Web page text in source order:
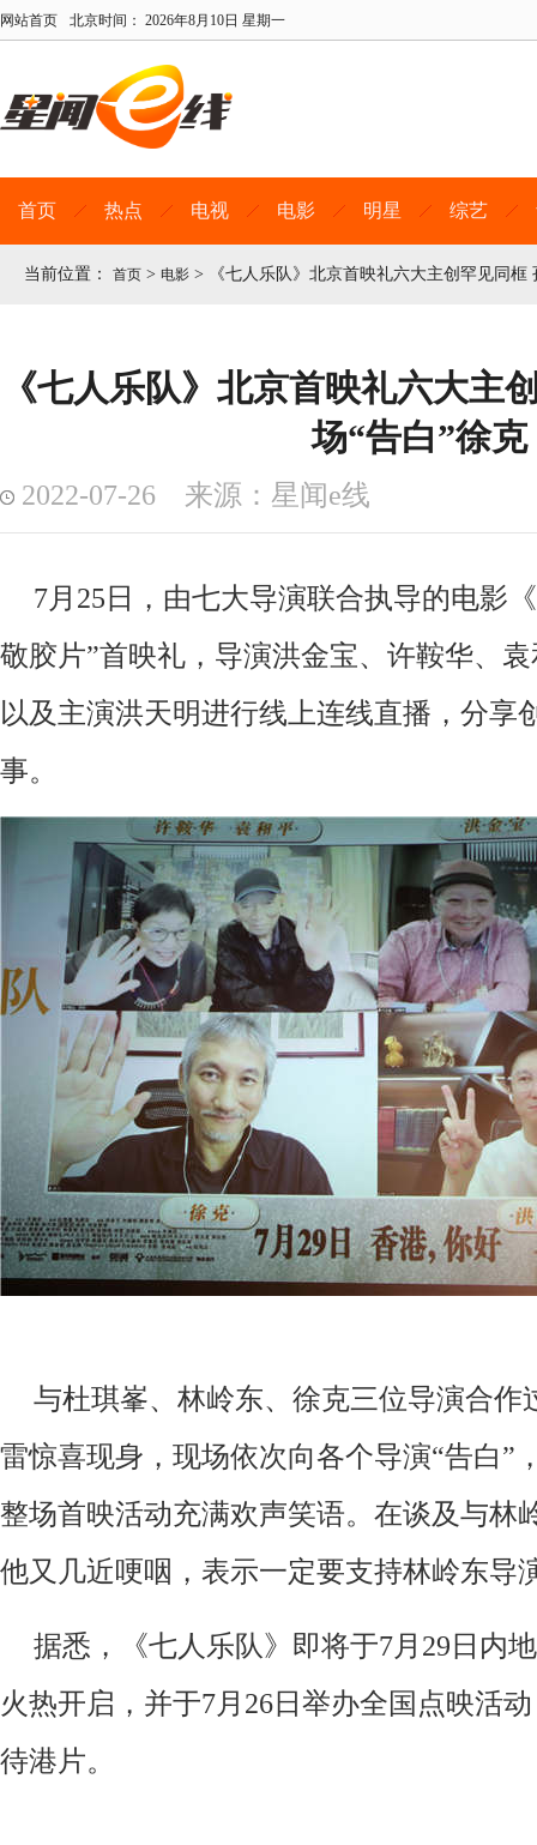
网站首页 北京时间： 2026年8月10日 星期一
首页 热点 电视 电影 明星 综艺
当前位置： 首页 > 电影 > 《七人乐队》北京首映礼六大主创罕见同框
《七人乐队》北京首映礼六大主
场“告白”徐克
2022-07-26 来源：星闻e线
7月25日， 由七大导演联合执导的电影
敬胶片”首映礼，导演洪金宝、许鞍华、
以及主演洪天明进行线上连线直播 ， 分享
事。
与杜琪峯、 林岭东、 徐克三位导演合作
雷惊喜现身 ， 现场依次向各个导演“告白”
整场首映活动充满欢声笑语。 在谈及与林
他又几近哽咽 ， 表示一定要支持林岭东导
据悉， 《七人乐队》 即将于7月29日内
火热开启，并于7月26日举办全国点映活
待港片。